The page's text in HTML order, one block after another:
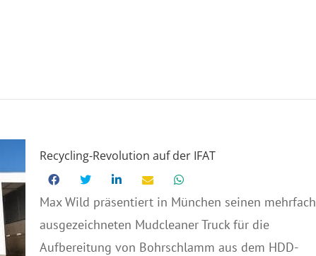
Recycling-Revolution auf der IFAT
Max Wild präsentiert in München seinen mehrfach
ausgezeichneten Mudcleaner Truck für die
Aufbereitung von Bohrschlamm aus dem HDD-